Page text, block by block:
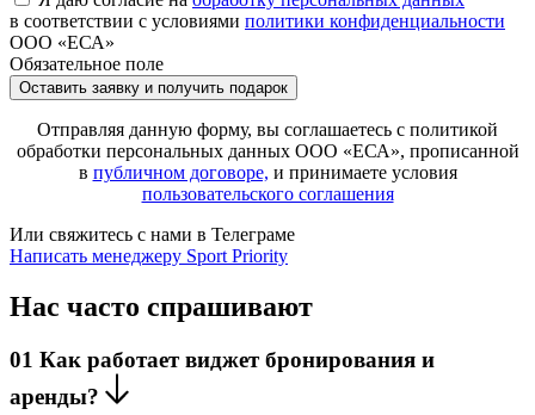
в соответствии с условиями политики конфиденциальности
ООО «ЕСА»
Обязательное поле
Оставить заявку и получить подарок
Отправляя данную форму, вы соглашаетесь с политикой
обработки персональных данных ООО «ЕСА», прописанной
в публичном договоре, и принимаете условия
пользовательского соглашения
Или свяжитесь с нами в Телеграме
Написать менеджеру Sport Priority
Нас часто спрашивают
01 Как работает виджет бронирования и
аренды?